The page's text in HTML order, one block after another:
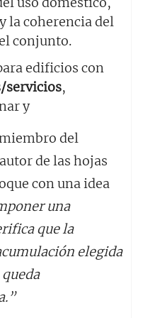
la coherencia del
conjunto.
edificios con
servicios,
y
del
de las hojas
con una idea
una
que la
elegida